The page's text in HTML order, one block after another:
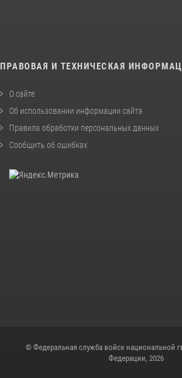
ПРАВОВАЯ И ТЕХНИЧЕСКАЯ
О сайте
Об использовании информации сайта
Правила обработки персональных данных
Сообщить об ошибках
© Федеральная служба войск национальной
Федерации, 2026